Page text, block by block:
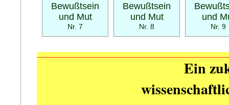
Bewußtsein
und Mut
Nr. 7
Bewußtsein
und Mut
Nr. 8
und
Nr. 9
Ein